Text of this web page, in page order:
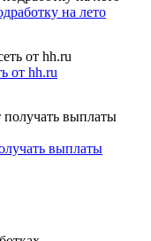
на лето
от hh.ru
выплаты